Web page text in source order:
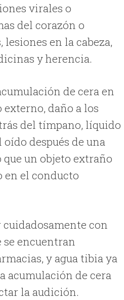
virales o
del corazón o
en la cabeza,
y herencia.
de cera en
daño a los
del tímpano, líquido
después de una
un objeto extraño
en el conducto
con
se encuentran
y agua tibia ya
acumulación de cera
la audición.